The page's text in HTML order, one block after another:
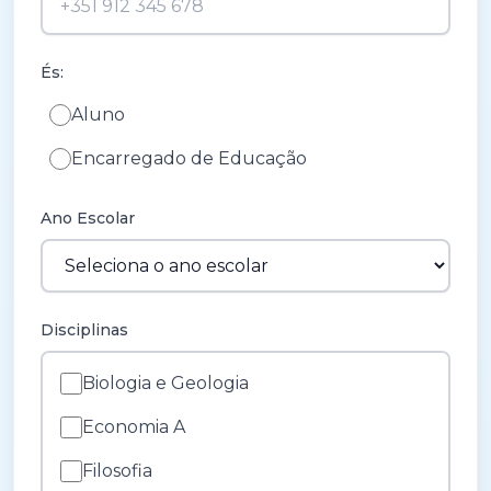
És:
Aluno
Encarregado de Educação
Ano Escolar
Disciplinas
Biologia e Geologia
Economia A
Filosofia